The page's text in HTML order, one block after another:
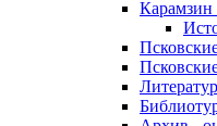
Карамзин